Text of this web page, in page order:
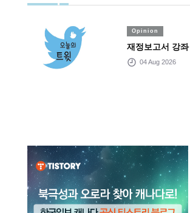
Opinion
재정보고서 강좌
04 Aug 2026